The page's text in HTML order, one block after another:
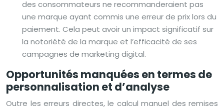
des consommateurs ne recommanderaient pas
une marque ayant commis une erreur de prix lors du
paiement. Cela peut avoir un impact significatif sur
la notoriété de la marque et l’efficacité de ses
campagnes de marketing digital.
Opportunités manquées en termes de
personnalisation et d’analyse
Outre les erreurs directes, le calcul manuel des remises